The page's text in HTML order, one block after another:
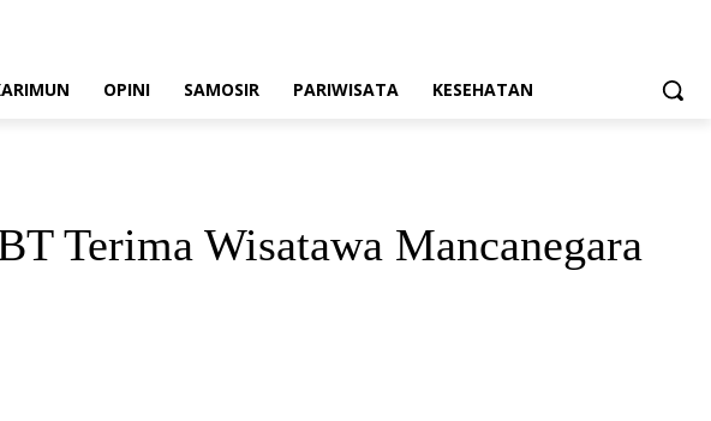
OPINI SAMOSIR PARIWISATA KESEHATAN
Terima Wisatawa Mancanegara